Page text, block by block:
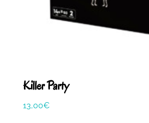
Killer Party
13,00€